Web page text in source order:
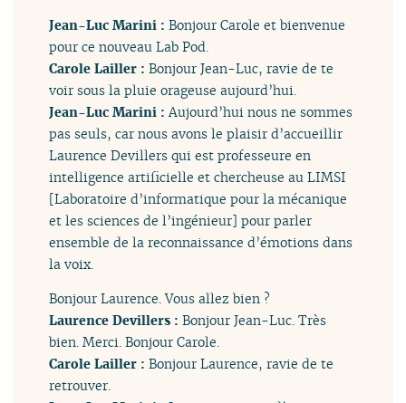
Jean-Luc Marini :Bonjour Carole et bienvenue
pour ce nouveau Lab Pod.
Carole Lailler :Bonjour Jean-Luc, ravie de te
voir sous la pluie orageuse aujourd’hui.
Jean-Luc Marini :Aujourd’hui nous ne sommes
pas seuls, car nous avons le plaisir d’accueillir
Laurence Devillers qui est professeure en
intelligence artificielle et chercheuse au LIMSI
[Laboratoire d’informatique pour la mécanique
et les sciences de l’ingénieur] pour parler
ensemble de la reconnaissance d’émotions dans
la voix.
Bonjour Laurence. Vous allez bien ?
Laurence Devillers :Bonjour Jean-Luc. Très
bien. Merci. Bonjour Carole.
Carole Lailler :Bonjour Laurence, ravie de te
retrouver.